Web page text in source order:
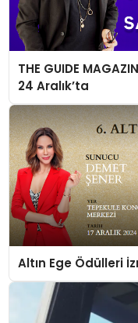
THE GUIDE
24 Aralık’ta
Altın Ege Ödülleri